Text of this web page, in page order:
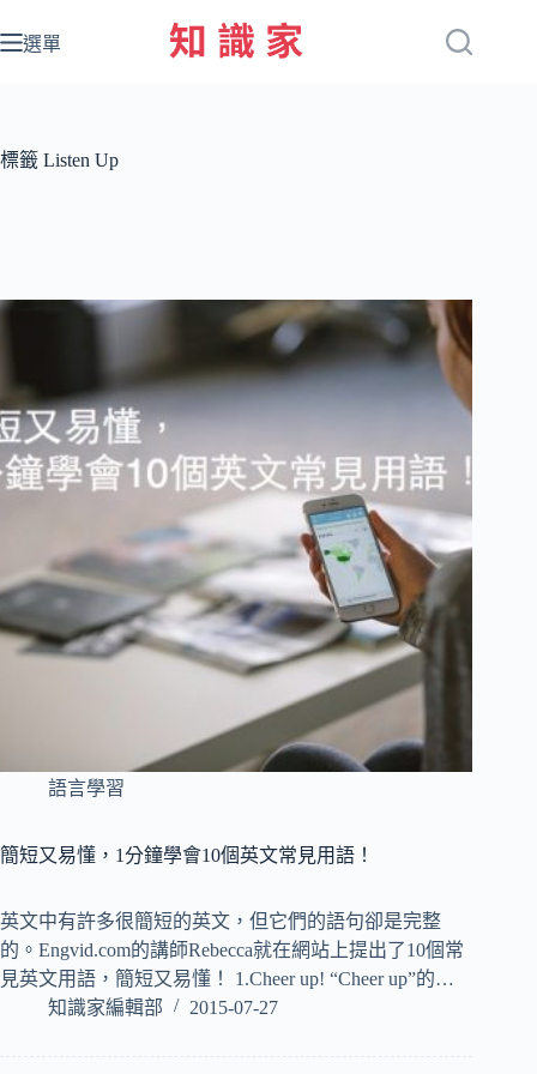
至
容
選單
標籤 Listen Up
語言學習
簡短又易懂，1分鐘學會10個英文常見用語！
英文中有許多很簡短的英文，但它們的語句卻是完整
的。Engvid.com的講師Rebecca就在網站上提出了10個常
見英文用語，簡短又易懂！ 1.Cheer up! “Cheer up”的…
知識家編輯部
2015-07-27